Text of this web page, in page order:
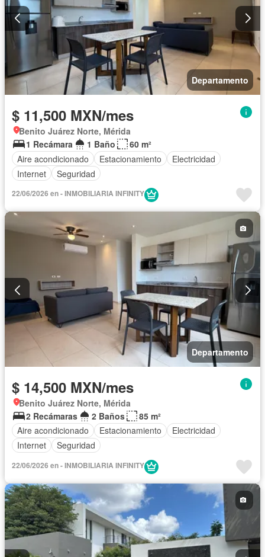
Departamento
$ 11,500 MXN/mes
Benito Juárez Norte, Mérida
1 Recámara
1 Baño
60 m²
Aire acondicionado
Estacionamiento
Electricidad
Internet
Seguridad
22/06/2026 en - INMOBILIARIA INFINITY
Departamento
$ 14,500 MXN/mes
Benito Juárez Norte, Mérida
2 Recámaras
2 Baños
85 m²
Aire acondicionado
Estacionamiento
Electricidad
Internet
Seguridad
22/06/2026 en - INMOBILIARIA INFINITY